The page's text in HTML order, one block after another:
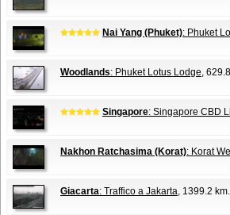
Nai Yang (Phuket): Phuket
Woodlands: Phuket Lotus Lodge,
Singapore: Singapore CBD
Nakhon Ratchasima (Korat): Korat
Giacarta: Traffico a Jakarta, 1399.2 km.